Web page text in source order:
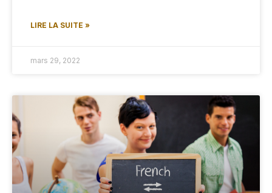
LIRE LA SUITE »
mars 29, 2022